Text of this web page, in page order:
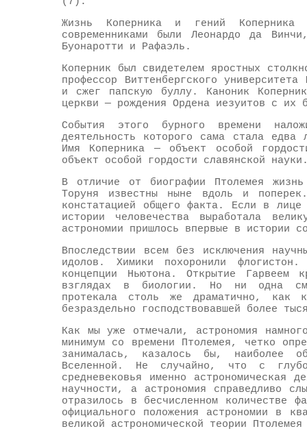
Жизнь Коперника и гений Коперника
современниками были Леонардо да
Буонаротти и Рафаэль.
Коперник был свидетелем яростных
профессор Виттенбергского
и сжег папскую буллу. Каноник
церкви — рождения Ордена иезуитов с их
События этого бурного времени
деятельность которого сама стала
Имя Коперника — объект особой
объект особой гордости славянской
В отличие от биографии Птолемея
Торуня известны ныне вдоль и
констатацией общего факта. Если в лице
истории человечества выработала
астрономии пришлось впервые в истории
Впоследствии всем без исключения
идолов. Химики похоронили флогистон.
концепции Ньютона. Открытие Гарвеем
взглядах в биологии. Но ни одна
протекала столь же драматично, как
безраздельно господствовавшей более
Как мы уже отмечали, астрономия
минимум со времени Птолемея, четко
занималась, казалось бы, наиболее
Вселенной. Не случайно, что с
средневековья именно астрономическая
научности, а астрономия справедливо
отразилось в бесчисленном количестве
официального положения астрономии в
великой астрономической теории